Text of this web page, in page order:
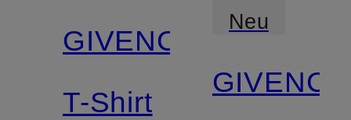
GIVENCHY
T-Shirt
Neu